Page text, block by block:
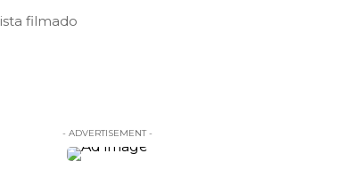
filmado
- ADVERTISEMENT -